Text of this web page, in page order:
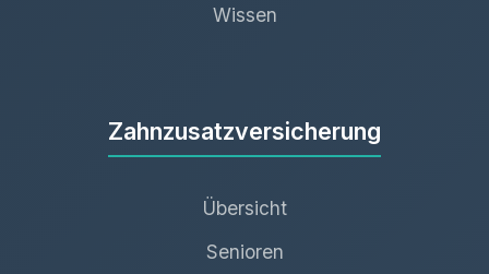
Wissen
Zahnzusatzversicherung
Übersicht
Senioren